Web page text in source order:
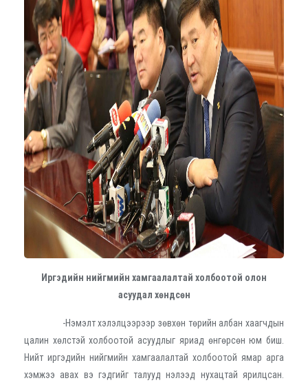
Иргэдийн нийгмийн хамгаалалтай холбоотой олон
асуудал хөндсөн
-Нэмэлт хэлэлцээрээр зөвхөн төрийн албан хаагчдын
цалин хөлстэй холбоотой асуудлыг яриад өнгөрсөн юм биш.
Нийт иргэдийн нийгмийн хамгаалалтай холбоотой ямар арга
хэмжээ авах вэ гэдгийг талууд нэлээд нухацтай ярилцсан.